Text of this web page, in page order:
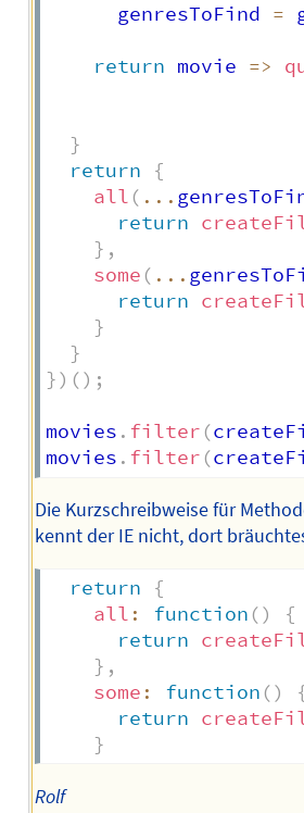
      genresToFind
=
return movie =>
}
return
{
all ( ...
return
} ,
some ( ...
return
}
}
}) () ;
movies . filter (
movies . filter (
Die Kurzschreibweise für
kennt der IE nicht, dort
return
{
all : function ()
{
return
} ,
some : function ()
return
}
Rolf